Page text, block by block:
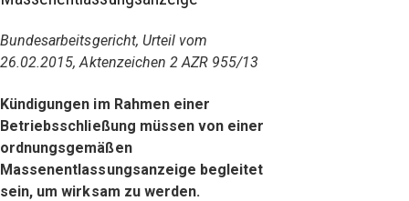
Bundesarbeitsgericht, Urteil vom
26.02.2015, Aktenzeichen 2 AZR 955/13
Kündigungen im Rahmen einer
Betriebsschließung müssen von einer
ordnungsgemäßen
Massenentlassungsanzeige begleitet
sein, um wirksam zu werden.